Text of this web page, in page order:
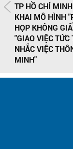
TP HỒ CHÍ
KHAI MÔ HÌNH
HỌP KHÔNG
"GIAO VIỆC TỨC
NHẮC VIỆC
MINH"